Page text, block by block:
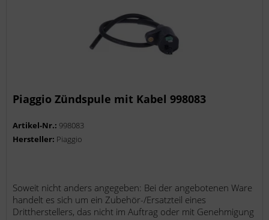
Piaggio Zündspule mit Kabel 998083
Artikel-Nr.: 998083
Hersteller: Piaggio
Soweit nicht anders angegeben: Bei der angebotenen Ware
handelt es sich um ein Zubehör-/Ersatzteil eines
Drittherstellers, das nicht im Auftrag oder mit Genehmigung